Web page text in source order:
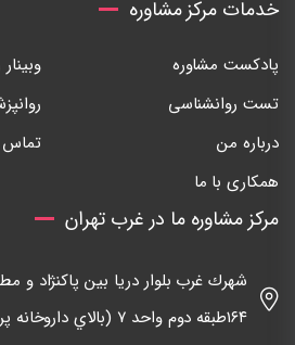
خدمات مرکز مشاوره
پادکست مشاوره
تست روانشناسی
درباره من
تماس
همکاری با ما
مرکز مشاوره ما در غرب تهران
شهرك غرب بلوار دريا بين پاكنژاد
١٦٤طبقه دوم واحد ٧ (بالاي داروخانه پرسيان)